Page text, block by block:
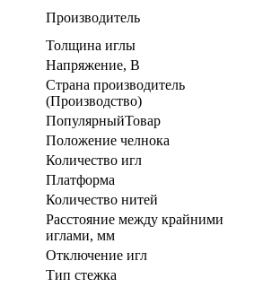
Производитель
Толщина иглы
Напряжение, В
Страна производитель
(Производство)
ПопулярныйТовар
Положение челнока
Количество игл
Платформа
Количество нитей
Расстояние между крайними
иглами, мм
Отключение игл
Тип стежка